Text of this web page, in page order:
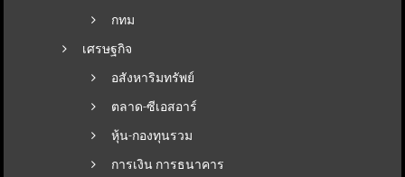
กทม
เศรษฐกิจ
อสังหาริมทรัพย์
ตลาด-ซีเอสอาร์
หุ้น-กองทุนรวม
การเงิน การธนาคาร